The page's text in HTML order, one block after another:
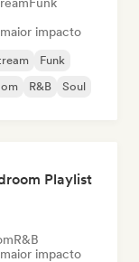
impacto
Funk
R&B Soul
Playlist
R&B
impacto